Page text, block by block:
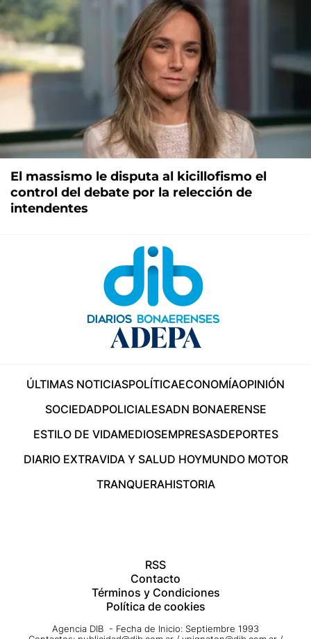
El massismo le disputa al kicillofismo el
control del debate por la relección de
intendentes
ÚLTIMAS NOTICIASPOLÍTICAECONOMÍAOPINIÓN
SOCIEDADPOLICIALESADN BONAERENSE
ESTILO DE VIDAMEDIOSEMPRESASDEPORTES
DIARIO EXTRAVIDA Y SALUD HOYMUNDO MOTOR
TRANQUERAHISTORIA
RSS
Contacto
Términos y Condiciones
Política de cookies
Agencia DIB - Fecha de Inicio: Septiembre 1993